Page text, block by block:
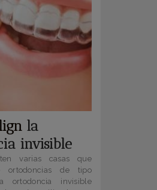
la
invisible
varias casas que
ortodoncias de tipo
ortodoncia invisible